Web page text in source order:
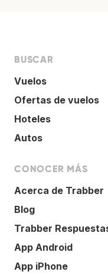
BUSCAR
Vuelos
Ofertas de vuelos
Hoteles
Autos
CONOCER MÁS
Acerca de Trabber
Blog
Trabber
App Android
App iPhone